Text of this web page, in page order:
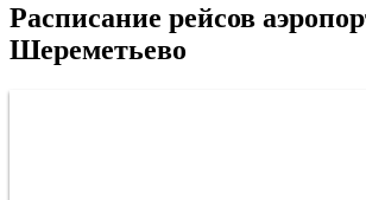
Расписание рейсов
Шереметьево